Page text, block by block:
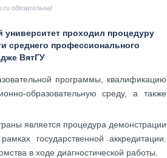
обязательна!
университет проходил процедуру
среднего профессионального
ВятГУ
программы, квалификацию
образовательную среду, а также
является процедура демонстрации
государственной аккредитации.
в ходе диагностической работы.